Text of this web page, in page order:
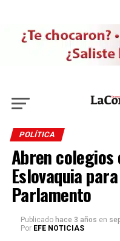
POLÍTICA
Abren
Eslovaquia
Parlamento
Publicado hace 3 años en
Por EFE NOTICIAS